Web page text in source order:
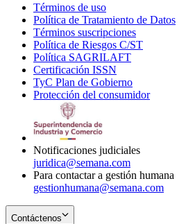
Términos de uso
in
new
window
Política de Tratamiento de Datos
Términos suscripciones
in
Política de Riesgos C/ST
Política SAGRILAFT
new
window
Certificación ISSN
in
new
TyC Plan de Gobierno
in
Protección del consumidorOpens
Notificaciones judiciales
juridica@semana.com
Para contactar a gestión humana
gestionhumana@semana.com
Contáctenos